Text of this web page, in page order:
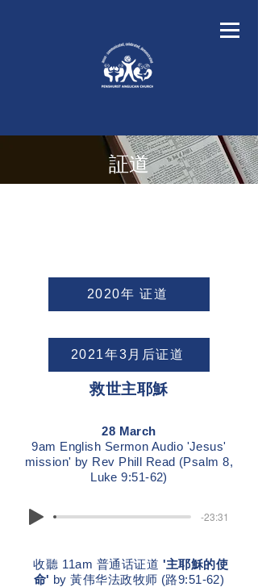
証道
2020年 证道
2021年3月后证道
救世主耶穌
28 March
9am English Sermon Audio 'Jesus'
mission' by Rev Phill Read (Psalm 8,
Luke 9:51-62)
-23:31
收聽 11am 普通话证道 '主耶穌的使
命' by 黃伟华法政牧师 (路9:51-62)